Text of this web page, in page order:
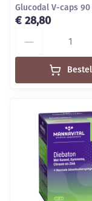
Glucodal V-caps 90
€ 28,80
Bestel